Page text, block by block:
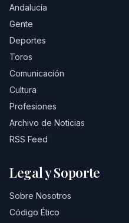
Andalucía
Gente
Deportes
Toros
Comunicación
Cultura
Profesiones
Archivo de Noticias
RSS Feed
Legal y Soporte
Sobre Nosotros
Código Ético